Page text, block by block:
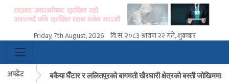
Friday, 7th August, 2026 वि.स.२०८३ श्रावण २२ गते, शुक्रबार
अपडेट
मकवानपुरको बकैया घैँटार र ललितपुरको बागमती खैरघारी क्षेत्रको बस्ती जोखिममा